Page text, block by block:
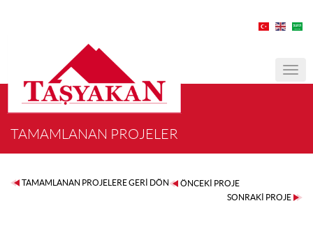
TAMAMLANAN PROJELER
TAMAMLANAN PROJELERE GERİ DÖN
ÖNCEKİ PROJE
SONRAKİ PROJE